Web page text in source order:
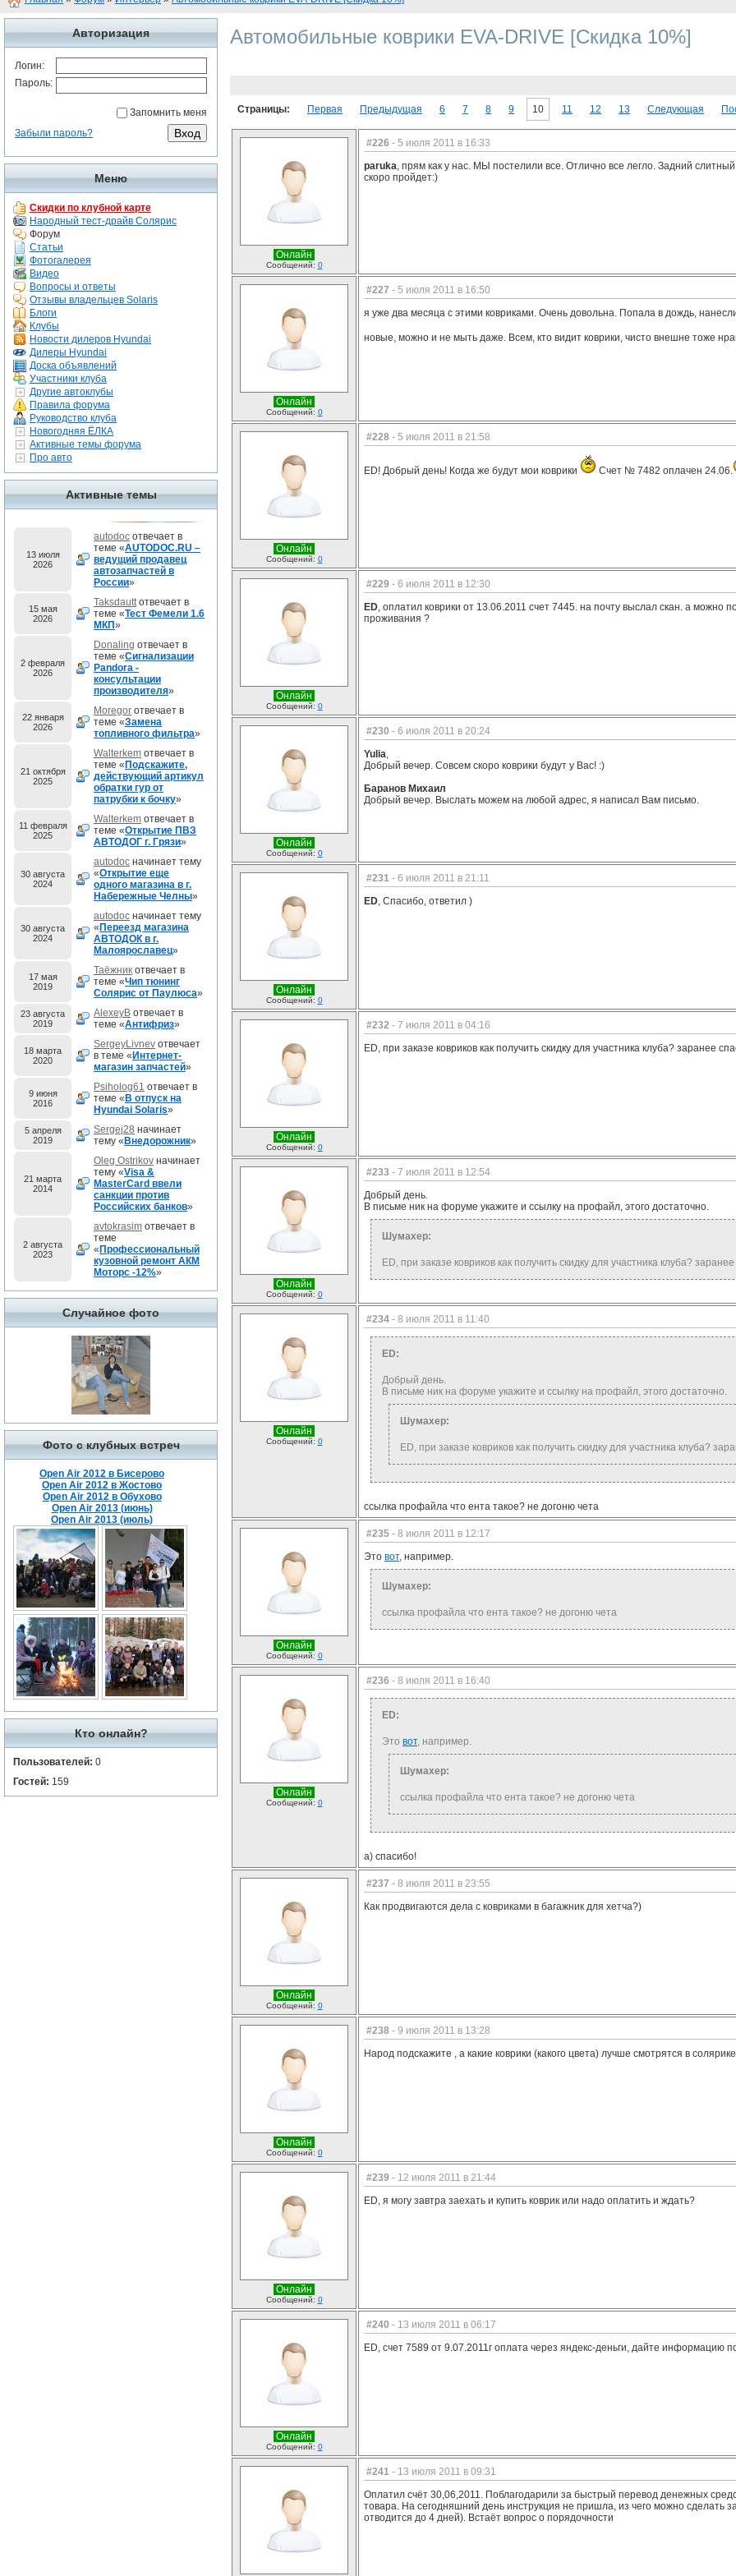
Авторизация
Логин:
Пароль:
Запомнить меня
Забыли пароль?
Меню
Скидки по клубной карте
Народный тест-драйв Солярис
Форум
Статьи
Фотогалерея
Видео
Вопросы и ответы
Отзывы владельцев Solaris
Блоги
Клубы
Новости дилеров Hyundai
Дилеры Hyundai
Доска объявлений
Участники клуба
Другие автоклубы
Правила форума
Руководство клуба
Новогодняя ЁЛКА
Активные темы форума
Про авто
Активные темы
13 июля
2026
autodoc отвечает в
теме «AUTODOC.RU –
ведущий продавец
автозапчастей в
России»
15 мая
2026
Taksdauttотвечает в
теме «Тест Фемели 1.6
МКП»
2 февраля
2026
Donaling отвечает в
теме «Сигнализации
Pandora -
консультации
производителя»
22 января
2026
Moregor отвечает в
теме «Замена
топливного фильтра»
21 октября
2025
Walterkem отвечает в
теме « Подскажите,
действующий артикул
обратки гур от
патрубки к бочку»
11 февраля
2025
Walterkem отвечает в
теме «Открытие ПВЗ
АВТОДОГ г. Грязи»
30 августа
2024
autodoc начинает тему
«Открытие еще
одного магазина в г.
Набережные Челны»
30 августа
2024
autodoc начинает тему
« Переезд магазина
АВТОДОК в г.
Малоярославец»
17 мая
2019
Таёжник отвечает в
теме «Чип тюнинг
Солярис от Паулюса»
23 августа
2019
AlexeyB отвечает в
теме «Антифриз»
18 марта
2020
SergeyLivnev отвечает
в теме « Интернет-
магазин запчастей»
9 июня
2016
Psiholog61 отвечает в
теме « В отпуск на
Hyundai Solaris»
5 апреля
2019
Sergej28 начинает
тему « Внедорожник»
21 марта
2014
Oleg Ostrikov начинает
тему «Visa &
MasterCard ввели
санкции против
Российских банков»
2 августа
2023
avtokrasim отвечает в
теме
« Профессиональный
кузовной ремонт АКМ
Моторс -12%»
Случайное фото
Фото с клубных встреч
Open Air 2012 в Бисерово
Open Air 2012 в Жостово
Open Air 2012 в Обухово
Open Air 2013 (июнь)
Open Air 2013 (июль)
Кто онлайн?
Пользователей: 0
Гостей: 159
Автомобильные коврики EVA-DRIVE [Скидка 10%]
Страницы: Первая Предыдущая 6 7 8 9 10 11 12 13 Следующая
Онлайн
Сообщений: 0
#226 - 5 июля 2011 в 16:33
paruka, прям как у нас. МЫ постелили все. Отлично все легло. Задний
скоро пройдет:)
Онлайн
Сообщений: 0
#227 - 5 июля 2011 в 16:50
я уже два месяца с этими ковриками. Очень довольна. Попала в дождь,
новые, можно и не мыть даже. Всем, кто видит коврики, чисто внешне тоже
Онлайн
Сообщений: 0
#228 - 5 июля 2011 в 21:58
ED! Добрый день! Когда же будут мои коврики Счет № 7482 оплачен 24.06.
Онлайн
Сообщений: 0
#229 - 6 июля 2011 в 12:30
ED, оплатил коврики от 13.06.2011 счет 7445. на почту выслал скан. а можно
проживания ?
Онлайн
Сообщений: 0
#230 - 6 июля 2011 в 20:24
Yulia,
Добрый вечер. Совсем скоро коврики будут у Вас! :)
Баранов Михаил
Добрый вечер. Выслать можем на любой адрес, я написал Вам письмо.
Онлайн
Сообщений: 0
#231 - 6 июля 2011 в 21:11
ED, Спасибо, ответил )
Онлайн
Сообщений: 0
#232 - 7 июля 2011 в 04:16
ED, при заказе ковриков как получить скидку для участника клуба? заранее
Онлайн
Сообщений: 0
#233 - 7 июля 2011 в 12:54
Добрый день.
В письме ник на форуме укажите и ссылку на профайл, этого достаточно.
Шумахер:
ED, при заказе ковриков как получить скидку для участника клуба?
Онлайн
Сообщений: 0
#234 - 8 июля 2011 в 11:40
ED:
Добрый день.
В письме ник на форуме укажите и ссылку на профайл, этого достаточно.
Шумахер:
ED, при заказе ковриков как получить скидку для участника клуба?
ссылка профайла что ента такое? не догоню чета
Онлайн
Сообщений: 0
#235 - 8 июля 2011 в 12:17
Это вот, например.
Шумахер:
ссылка профайла что ента такое? не догоню чета
Онлайн
Сообщений: 0
#236 - 8 июля 2011 в 16:40
ED:
Это вот, например.
Шумахер:
ссылка профайла что ента такое? не догоню чета
а) спасибо!
Онлайн
Сообщений: 0
#237 - 8 июля 2011 в 23:55
Как продвигаются дела с ковриками в багажник для хетча?)
Онлайн
Сообщений: 0
#238 - 9 июля 2011 в 13:28
Народ подскажите , а какие коврики (какого цвета) лучше смотрятся в
Онлайн
Сообщений: 0
#239 - 12 июля 2011 в 21:44
ED, я могу завтра заехать и купить коврик или надо оплатить и ждать?
Онлайн
Сообщений: 0
#240 - 13 июля 2011 в 06:17
ED, счет 7589 от 9.07.2011г оплата через яндекс-деньги, дайте информацию
#241 - 13 июля 2011 в 09:31
Оплатил счёт 30,06,2011. Поблагодарили за быстрый перевод денежных
товара. На сегодняшний день инструкция не пришла, из чего можно сделать
отводится до 4 дней). Встаёт вопрос о порядочности